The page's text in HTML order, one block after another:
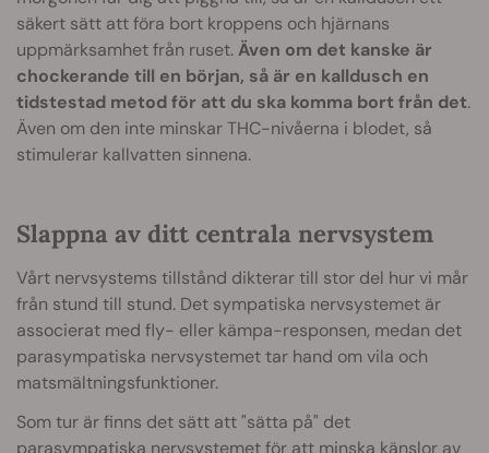
säkert sätt att föra bort kroppens och hjärnans
uppmärksamhet från ruset.Även om det kanske är
chockerande till en början, så är en kalldusch en
tidstestad metod för att du ska komma bort från det.
Även om den inte minskar THC-nivåerna i blodet, så
stimulerar kallvatten sinnena.
Slappna av ditt centrala nervsystem
Vårt nervsystems tillstånd dikterar till stor del hur vi mår
från stund till stund. Det sympatiska nervsystemet är
associerat med fly- eller kämpa-responsen, medan det
parasympatiska nervsystemet tar hand om vila och
matsmältningsfunktioner.
Som tur är finns det sätt att "sätta på" det
parasympatiska nervsystemet för att minska känslor av